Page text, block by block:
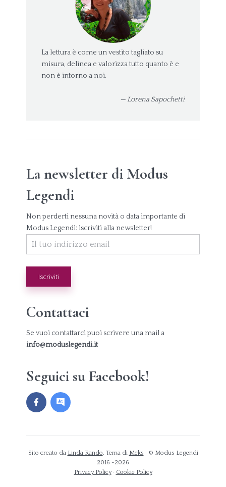
La lettura è come un vestito tagliato su
misura, delinea e valorizza tutto quanto è e
non è intorno a noi.
— Lorena Sapochetti
La newsletter di Modus
Legendi
Non perderti nessuna novità o data importante di
Modus Legendi: iscriviti alla newsletter!
Contattaci
Se vuoi contattarci puoi scrivere una mail a
info@moduslegendi.it
Seguici su Facebook!
Sito creato da Linda Rando. Tema di Meks · © Modus Legendi
2016 -2026
Privacy Policy· Cookie Policy